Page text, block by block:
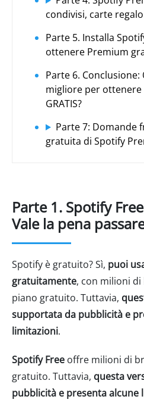
condivisi, carte
Parte 5. Installa
ottenere Premium
Parte 6. Conclusione:
migliore per
GRATIS?
Parte 7: Domande
gratuita di Spotify
Parte 1. Spotify
Vale la pena
Spotify è gratuito? Sì, puoi
gratuitamente, con milioni
piano gratuito. Tuttavia,
supportata da pubblicità e
limitazioni.
Spotify Free offre milioni di
gratuito. Tuttavia, questa
pubblicità e presenta alcune